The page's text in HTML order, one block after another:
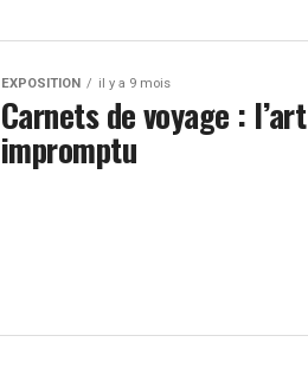
EXPOSITION il y a 9 mois
Carnets de voyage : l’art
impromptu